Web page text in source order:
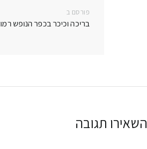
פורסם ב
בפוסט:
בריכה וכיכר בכפר הנופש
השאירו תגובה